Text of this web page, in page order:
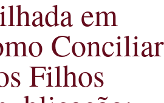
em
Conciliar
Filhos